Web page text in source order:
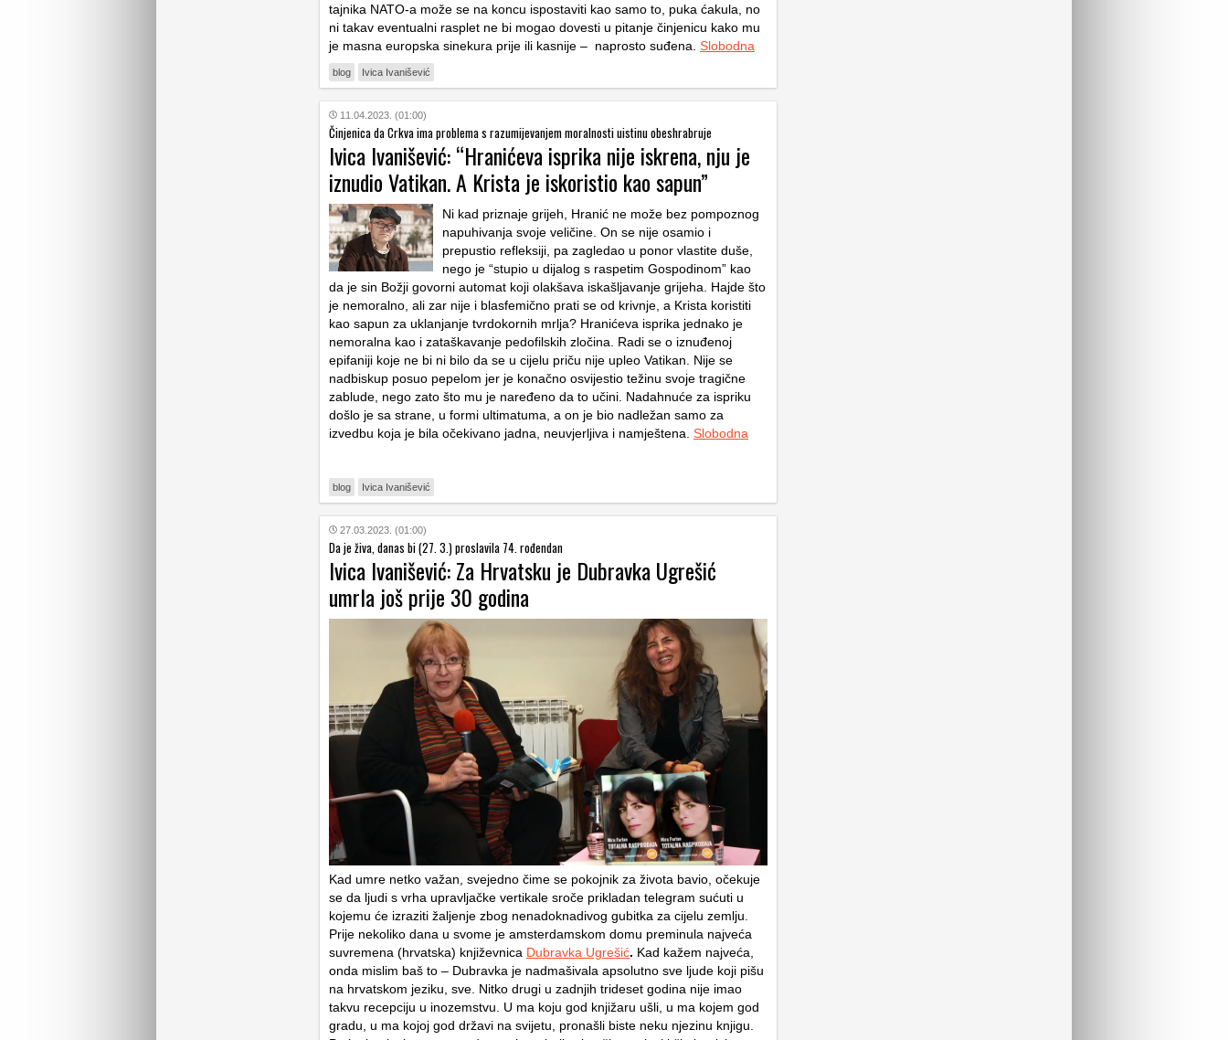
tajnika NATO-a može se na koncu ispostaviti kao samo to, puka ćakula, no
ni takav eventualni rasplet ne bi mogao dovesti u pitanje činjenicu kako mu
je masna europska sinekura prije ili kasnije – naprosto suđena. Slobodna
blog Ivica Ivanišević
11.04.2023. (01:00)
Činjenica da Crkva ima problema s razumijevanjem moralnosti uistinu obeshrabruje
Ivica Ivanišević: “Hranićeva isprika nije iskrena, nju je
iznudio Vatikan. A Krista je iskoristio kao sapun”
Ni kad priznaje grijeh, Hranić ne može bez pompoznog
napuhivanja svoje veličine. On se nije osamio i
prepustio refleksiji, pa zagledao u ponor vlastite duše,
nego je “stupio u dijalog s raspetim Gospodinom” kao
da je sin Božji govorni automat koji olakšava iskašljavanje grijeha. Hajde što
je nemoralno, ali zar nije i blasfemično prati se od krivnje, a Krista koristiti
kao sapun za uklanjanje tvrdokornih mrlja? Hranićeva isprika jednako je
nemoralna kao i zataškavanje pedofilskih zločina. Radi se o iznuđenoj
epifaniji koje ne bi ni bilo da se u cijelu priču nije upleo Vatikan. Nije se
nadbiskup posuo pepelom jer je konačno osvijestio težinu svoje tragične
zablude, nego zato što mu je naređeno da to učini. Nadahnuće za ispriku
došlo je sa strane, u formi ultimatuma, a on je bio nadležan samo za
izvedbu koja je bila očekivano jadna, neuvjerljiva i namještena. Slobodna
blog Ivica Ivanišević
27.03.2023. (01:00)
Da je živa, danas bi (27. 3.) proslavila 74. rođendan
Ivica Ivanišević: Za Hrvatsku je Dubravka Ugrešić
umrla još prije 30 godina
Kad umre netko važan, svejedno čime se pokojnik za života bavio, očekuje
se da ljudi s vrha upravljačke vertikale sroče prikladan telegram sućuti u
kojemu će izraziti žaljenje zbog nenadoknadivog gubitka za cijelu zemlju.
Prije nekoliko dana u svome je amsterdamskom domu preminula najveća
suvremena (hrvatska) književnica Dubravka Ugrešić. Kad kažem najveća,
onda mislim baš to – Dubravka je nadmašivala apsolutno sve ljude koji pišu
na hrvatskom jeziku, sve. Nitko drugi u zadnjih trideset godina nije imao
takvu recepciju u inozemstvu. U ma koju god knjižaru ušli, u ma kojem god
gradu, u ma kojoj god državi na svijetu, pronašli biste neku njezinu knjigu.